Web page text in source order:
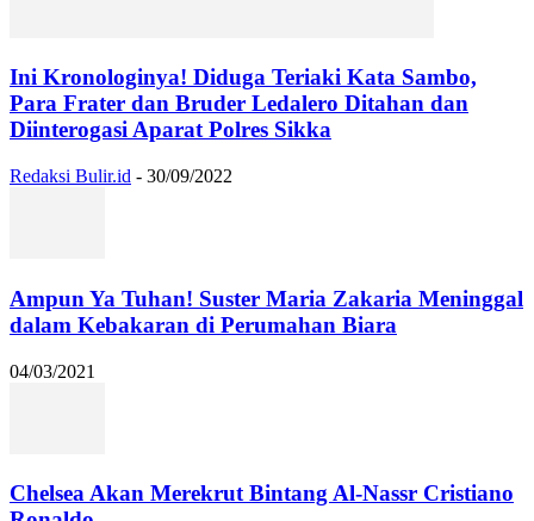
Ini Kronologinya! Diduga Teriaki Kata Sambo,
Para Frater dan Bruder Ledalero Ditahan dan
Diinterogasi Aparat Polres Sikka
Redaksi Bulir.id - 30/09/2022
Ampun Ya Tuhan! Suster Maria Zakaria Meninggal
dalam Kebakaran di Perumahan Biara
04/03/2021
Chelsea Akan Merekrut Bintang Al-Nassr Cristiano